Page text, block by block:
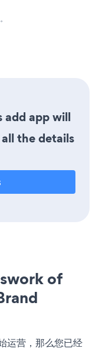
add app will
the details
of
运营，那么您已经